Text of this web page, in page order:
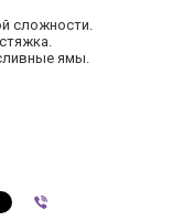
сложности.
ямы.